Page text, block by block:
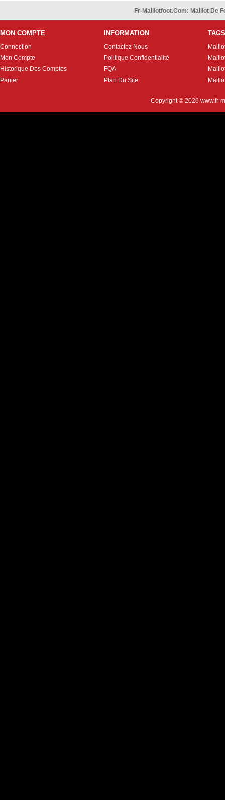
Fr-Maillotfoot.com: Maillot De
MON COMPTE
Connection
Mon Compte
Historique Des Comptes
Panier
INFORMATION
Contactez Nous
Politique Confidentialité
FQA
Plan Du Site
TAGS
Copyright © 2026 www.fr-